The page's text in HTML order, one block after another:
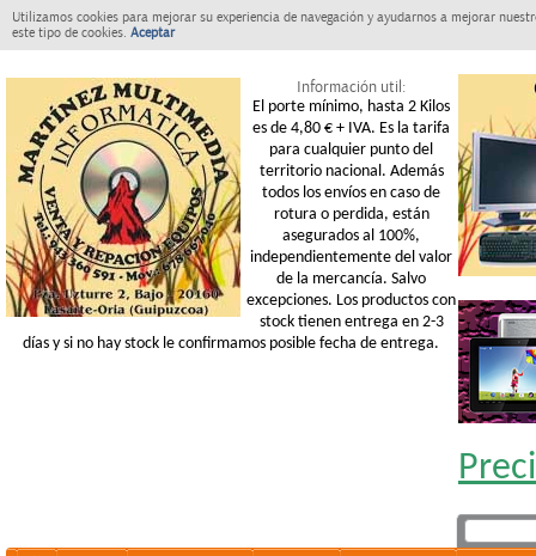
Utilizamos cookies para mejorar su experiencia de navegación y ayudarnos a mejorar
este tipo de cookies. Aceptar
Información util:
El porte mínimo, hasta 2 Kilos
es de 4,80 € + IVA. Es la tarifa
para cualquier punto del
territorio nacional. Además
todos los envíos en caso de
rotura o perdida, están
asegurados al 100%,
independientemente del valor
de la mercancía. Salvo
excepciones. Los productos con
stock tienen entrega en 2-3
días y si no hay stock le confirmamos posible fecha de entrega.